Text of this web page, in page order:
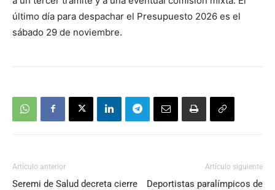
último día para despachar el Presupuesto 2026 es el
sábado 29 de noviembre.
Artículo anterior
Seremi de Salud decreta cierre
Artículo siguiente
Deportistas paralímpicos de